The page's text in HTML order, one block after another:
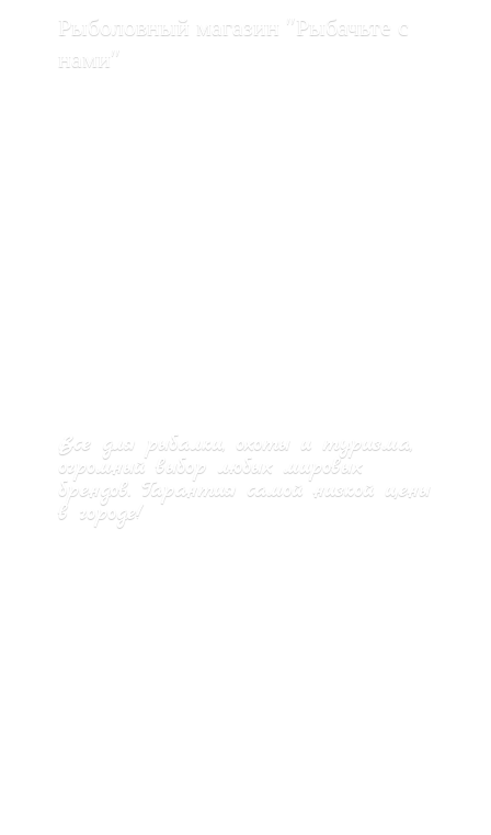
Все для рыбалки, охоты и туризма,
огромный выбор любых мировых
брендов. Гарантия самой низкой цены
в городе!
Рыболовный магазин "Рыбачьте с
нами"